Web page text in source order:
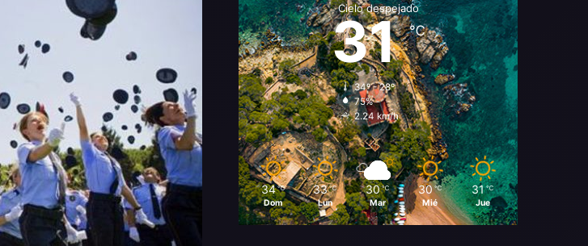
Cielo despejado
31℃
34º - 28º
75%
2.24 km/h
34 ℃
Dom
33 ℃
Lun
30 ℃
Mar
30 ℃
Mié
31 ℃
Jue